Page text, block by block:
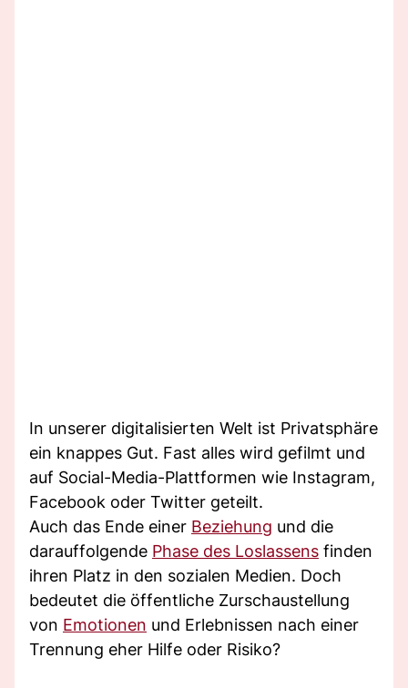
In unserer digitalisierten Welt ist Privatsphäre
ein knappes Gut. Fast alles wird gefilmt und
auf Social-Media-Plattformen wie Instagram,
Facebook oder Twitter geteilt.
Auch das Ende einer Beziehung und die
darauffolgende Phase des Loslassens finden
ihren Platz in den sozialen Medien. Doch
bedeutet die öffentliche Zurschaustellung
von Emotionen und Erlebnissen nach einer
Trennung eher Hilfe oder Risiko?